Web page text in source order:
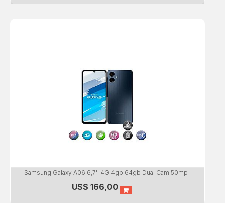
Samsung Galaxy A06 6,7'' 4G 4gb 64gb Dual Cam 50mp
U$S 166,00